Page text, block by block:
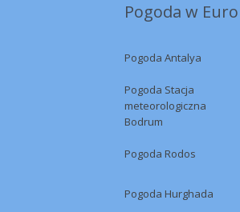
Pogoda w
Pogoda Antalya
Pogoda Stacja
meteorologiczna
Bodrum
Pogoda Rodos
Pogoda Hurghada